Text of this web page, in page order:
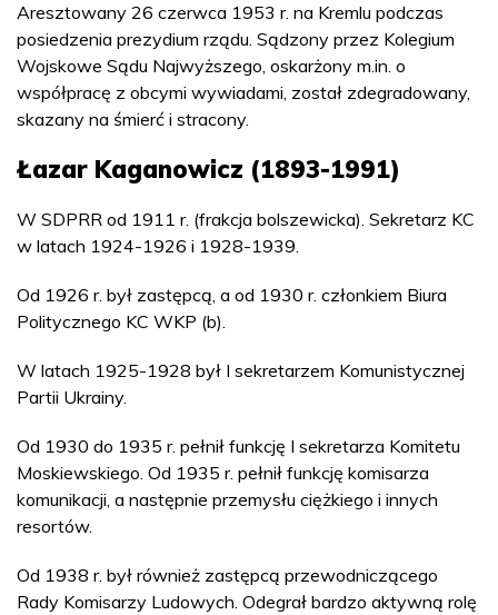
Aresztowany 26 czerwca 1953 r. na Kremlu podczas
posiedzenia prezydium rządu. Sądzony przez Kolegium
Wojskowe Sądu Najwyższego, oskarżony m.in. o
współpracę z obcymi wywiadami, został zdegradowany,
skazany na śmierć i stracony.
Łazar Kaganowicz (1893-1991)
W SDPRR od 1911 r. (frakcja bolszewicka). Sekretarz KC
w latach 1924-1926 i 1928-1939.
Od 1926 r. był zastępcą, a od 1930 r. członkiem Biura
Politycznego KC WKP (b).
W latach 1925-1928 był I sekretarzem Komunistycznej
Partii Ukrainy.
Od 1930 do 1935 r. pełnił funkcję I sekretarza Komitetu
Moskiewskiego. Od 1935 r. pełnił funkcję komisarza
komunikacji, a następnie przemysłu ciężkiego i innych
resortów.
Od 1938 r. był również zastępcą przewodniczącego
Rady Komisarzy Ludowych. Odegrał bardzo aktywną rolę